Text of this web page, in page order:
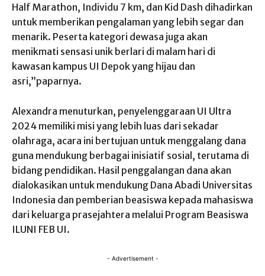
Half Marathon, Individu 7 km, dan Kid Dash dihadirkan
untuk memberikan pengalaman yang lebih segar dan
menarik. Peserta kategori dewasa juga akan
menikmati sensasi unik berlari di malam hari di
kawasan kampus UI Depok yang hijau dan
asri,”paparnya.
Alexandra menuturkan, penyelenggaraan UI Ultra
2024 memiliki misi yang lebih luas dari sekadar
olahraga, acara ini bertujuan untuk menggalang dana
guna mendukung berbagai inisiatif sosial, terutama di
bidang pendidikan. Hasil penggalangan dana akan
dialokasikan untuk mendukung Dana Abadi Universitas
Indonesia dan pemberian beasiswa kepada mahasiswa
dari keluarga prasejahtera melalui Program Beasiswa
ILUNI FEB UI.
- Advertisement -